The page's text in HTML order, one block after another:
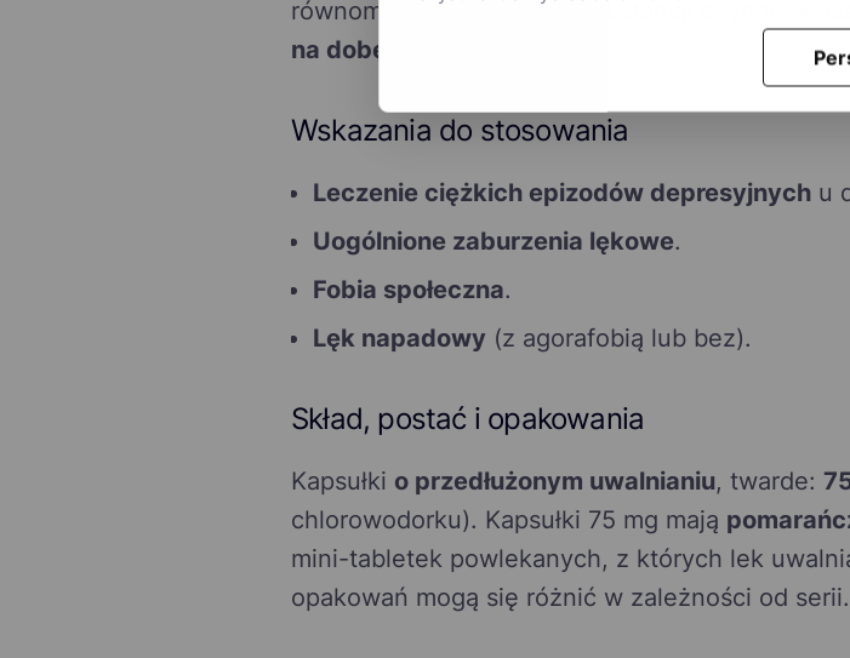
równomierne uwalnianie substancji czynnej w
na dobę
Wskazania do stosowania
Leczenie ciężkich epizodów depresyjnych u
Uogólnione zaburzenia lękowe.
Fobia społeczna.
Lęk napadowy (z agorafobią lub bez).
Skład, postać i opakowania
Kapsułki o przedłużonym uwalnianiu, twarde:
chlorowodorku). Kapsułki 75 mg mają
mini-tabletek powlekanych, z których lek
opakowań mogą się różnić w zależności od serii.